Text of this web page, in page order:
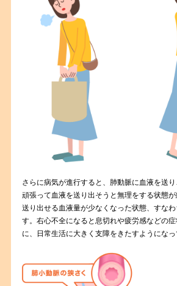
さらに病気が進行すると、肺動脈に血液を送
頑張って血液を送り出そうと無理をする状態
送り出せる血液量が少なくなった状態、すなわ
す。右心不全になると息切れや疲労感などの
に、日常生活に大きく支障をきたすようになっ